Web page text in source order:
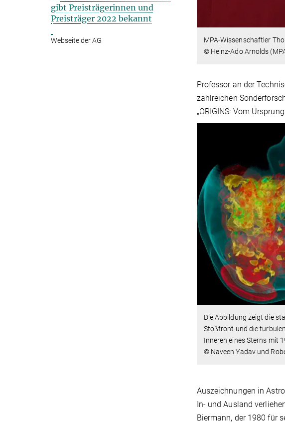
MPA-Wissenschaftler
© Heinz-Ado Arnolds
Professor an der
zahlreichen
„ORIGINS: Vom
Die Abbildung zeigt die
Stoßfront und die
Inneren eines Sterns mit
© Naveen Yadav und
Auszeichnungen in
In- und Ausland
Biermann, der 1980 für
gibt Preisträgerinnen und
Preisträger 2022 bekannt
Webseite der AG